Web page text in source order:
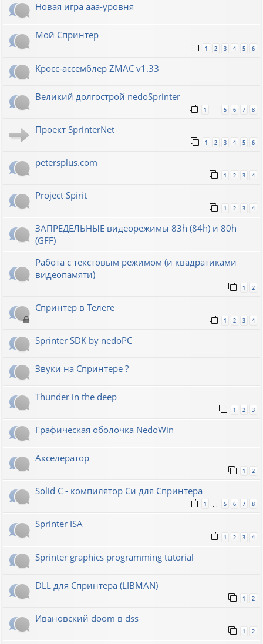
Новая игра ааа-уровня
Мой Спринтер
1 2 3 4 5 6
Кросс-ассемблер ZMAC v1.33
Великий долгострой nedoSprinter
1 5 6 7 8
Проект SprinterNet
1 2 3 4 5 6
petersplus.com
1 2 3 4
Project Spirit
1 2 3 4
ЗАПРЕДЕЛЬНЫЕ видеорежимы 83h (84h) и 80h
(GFF)
Работа с текстовым режимом (и квадратиками
видеопамяти)
1 2
Спринтер в Телеге
1 2 3 4
Sprinter SDK by nedoPC
Звуки на Спринтере ?
Thunder in the deep
1 2 3
Графическая оболочка NedoWin
Акселератор
1 2
Solid C - компилятор Си для Спринтера
1 … 5 6 7 8
Sprinter ISA
1 2 3 4
Sprinter graphics programming tutorial
DLL для Спринтера (LIBMAN)
1 2
Ивановский doom в dss
1 2